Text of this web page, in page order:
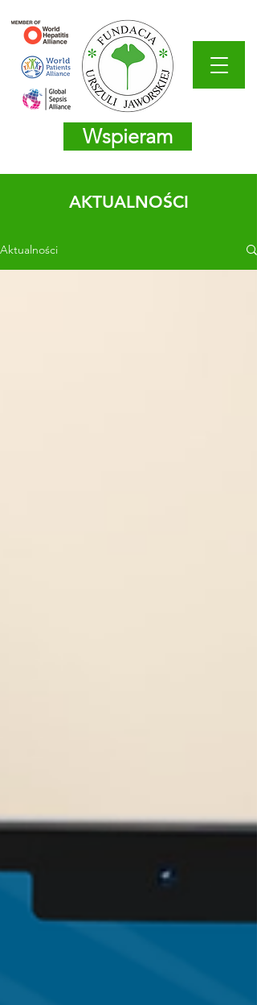
Wspieram
AKTUALNOŚCI
Aktualności